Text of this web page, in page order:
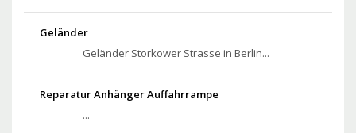
Geländer
Geländer Storkower Strasse in Berlin...
Reparatur Anhänger Auffahrrampe
...